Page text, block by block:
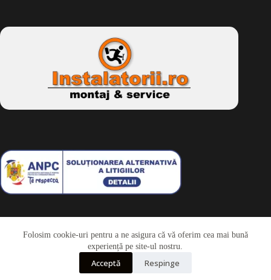
Folosim cookie-uri pentru a ne asigura că vă oferim cea mai bună
experiență pe site-ul nostru.
Acceptă Respinge
Drepturi de autor © 2026 - Dkbike.ropowered by